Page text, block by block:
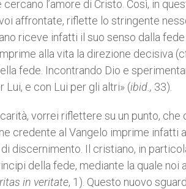
l’amore di Cristo. Così, in
affrontate, riflette lo stringente
riceve infatti il suo senso dalla fede
alla vita la direzione decisiva
fede. Incontrando Dio e
Lui, e con Lui per gli altri» (ibid., 33).
vorrei riflettere su un punto, che
credente al Vangelo imprime infatti
discernimento. Il cristiano, in
della fede, mediante la quale noi
in veritate, 1). Questo nuovo